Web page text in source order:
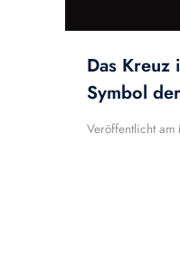
Das Kreuz
Symbol
Veröffentlicht am